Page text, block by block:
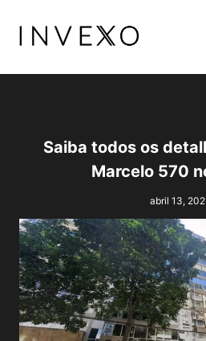
para
Conteúdo
Saiba todos os
Marcelo 570
abril 13,